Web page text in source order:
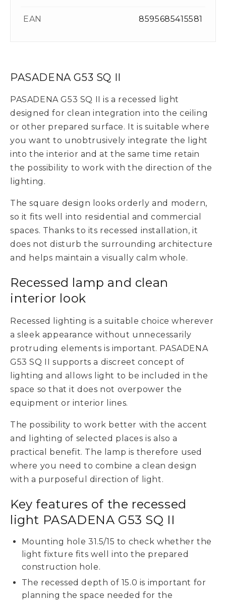
PASADENA G53 SQ II
PASADENA G53 SQ II is a recessed light
designed for clean integration into the ceiling
or other prepared surface. It is suitable where
you want to unobtrusively integrate the light
into the interior and at the same time retain
the possibility to work with the direction of the
lighting.
The square design looks orderly and modern,
so it fits well into residential and commercial
spaces. Thanks to its recessed installation, it
does not disturb the surrounding architecture
and helps maintain a visually calm whole.
Recessed lamp and clean
interior look
Recessed lighting is a suitable choice wherever
a sleek appearance without unnecessarily
protruding elements is important. PASADENA
G53 SQ II supports a discreet concept of
lighting and allows light to be included in the
space so that it does not overpower the
equipment or interior lines.
The possibility to work better with the accent
and lighting of selected places is also a
practical benefit. The lamp is therefore used
where you need to combine a clean design
with a purposeful direction of light.
Key features of the recessed
light PASADENA G53 SQ II
Mounting hole 31.5/15 to check whether the
light fixture fits well into the prepared
construction hole.
The recessed depth of 15.0 is important for
planning the space needed for the
EAN 8595685415581